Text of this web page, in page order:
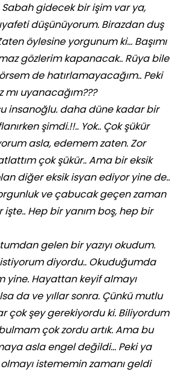
gidecek bir işim var ya,
düşünüyorum. Birazdan duş
öylesine yorgunum ki… Başımı
gözlerim kapanacak.. Rüya bile
de hatırlamayacağım.. Peki
uyanacağım???
insanoğlu. daha düne kadar bir
şimdi.!!.. Yok.. Çok şükür
asla, edemem zaten. Zor
çok şükür.. Ama bir eksik
diğer eksik isyan ediyor yine de..
ve çabucak geçen zaman
Hep bir yanım boş, hep bir
gelen bir yazıyı okudum.
diyordu.. Okuduğumda
yine. Hayattan keyif almayı
da ve yıllar sonra. Çünkü mutlu
çok şey gerekiyordu ki. Biliyordum
çok zordu artık. Ama bu
asla engel değildi… Peki ya
istememin zamanı geldi